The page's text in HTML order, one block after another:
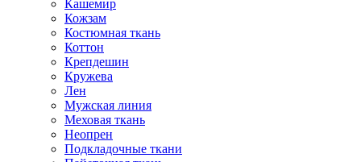
Кашемир
Кожзам
Костюмная ткань
Коттон
Крепдешин
Кружева
Лен
Мужская линия
Меховая ткань
Неопрен
Подкладочные ткани